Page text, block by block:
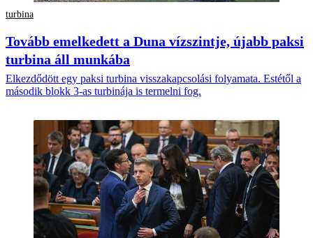
turbina
Tovább emelkedett a Duna vízszintje, újabb paksi
turbina áll munkába
Elkezdődött egy paksi turbina visszakapcsolási folyamata. Estétől a
második blokk 3-as turbinája is termelni fog.